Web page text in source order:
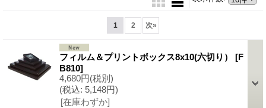
1 2 次»
フィルム＆プリントボックス8x10(六切り） [F
B810]
4,680円(税別)
(税込: 5,148円)
[在庫わずか]